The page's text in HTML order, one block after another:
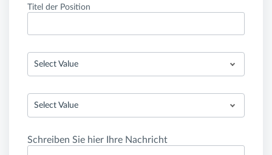
Titel der Position
Select Value
Select Value
Schreiben Sie hier Ihre Nachricht